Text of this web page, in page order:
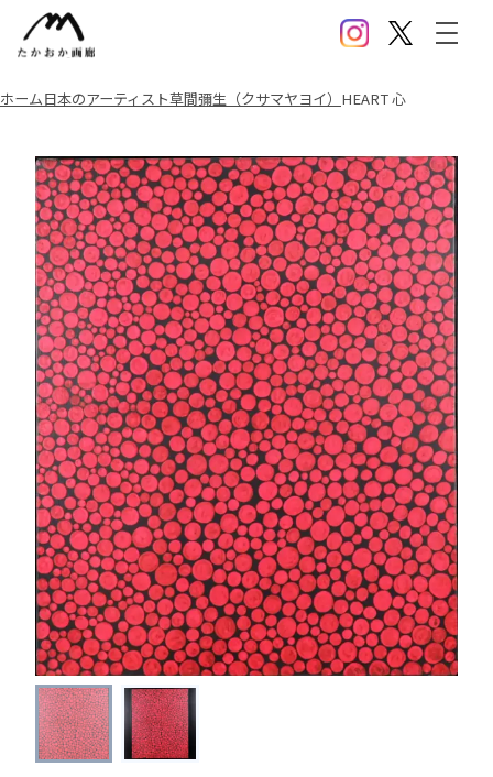
InstagramX(Twitter)
メニ
ホーム日本のアーティスト草間彌生（クサマヤヨイ） HEART 心